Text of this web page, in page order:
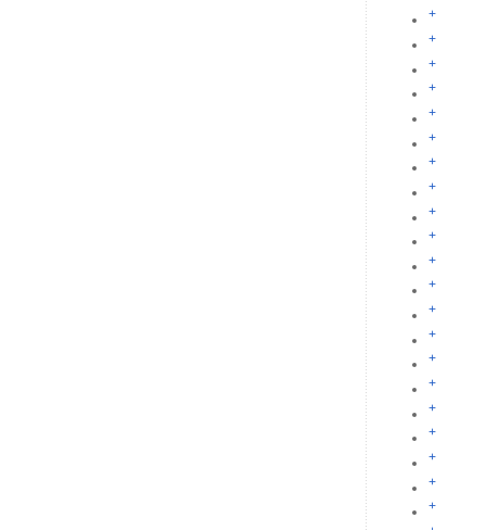
+
+
+
+
+
+
+
+
+
+
+
+
+
+
+
+
+
+
+
+
+